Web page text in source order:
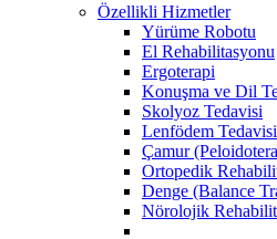
Özellikli Hizmetler
Yürüme Robotu
El Rehabilitasyonu
Ergoterapi
Konuşma ve Dil
Skolyoz Tedavisi
Lenfödem Tedavisi
Çamur
Ortopedik
Denge (Balance
Nörolojik